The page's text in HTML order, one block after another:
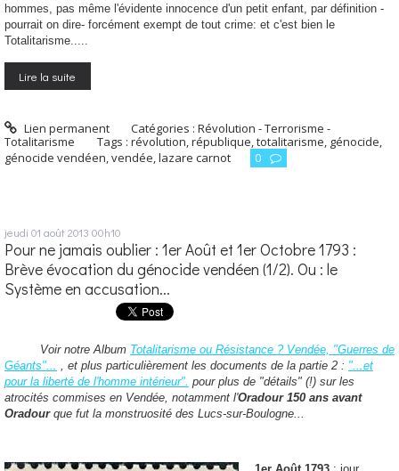
hommes, pas même l'évidente innocence d'un petit enfant, par définition -
pourrait on dire- forcément exempt de tout crime: et c'est bien le
Totalitarisme.....
Lire la suite
Lien permanent Catégories :Révolution - Terrorisme -
Totalitarisme
Tags : révolution,république,totalitarisme, génocide,
génocide vendéen,vendée,lazare carnot 0
jeudi 01 août 2013 00h10
Pour ne jamais oublier : 1er Août et 1er Octobre 1793 :
Brève évocation du génocide vendéen (1/2). Ou : le
Système en accusation...
Voir notre Album Totalitarisme ou Résistance ? Vendée, "Guerres de
Géants"... , et plus particulièrement les documents de la partie 2 : "...et
pour la liberté de l'homme intérieur". pour plus de "détails" (!) sur les
atrocités commises en Vendée, notamment l'Oradour 150 ans avant
Oradourque fut la monstruosité des Lucs-sur-Boulogne...